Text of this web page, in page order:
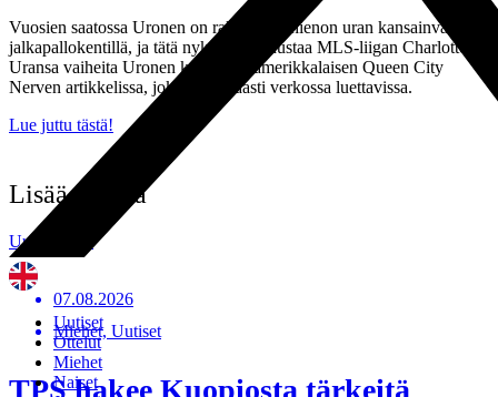
Uutiset
Ottelut
Miehet
Naiset
Vuosien saatossa Uronen on rakentanut hienon uran kansainvälisillä
jalkapallokentillä, ja tätä nykyä hän edustaa MLS-liigan Charlottea.
Uransa vaiheita Uronen kertaa nyt amerikkalaisen Queen City
Nerven artikkelissa, joka on vapaasti verkossa luettavissa.
Lue juttu tästä!
Lisää uutisia
Uutisarkisto
07.08.2026
Miehet, Uutiset
TPS hakee Kuopiosta tärkeitä